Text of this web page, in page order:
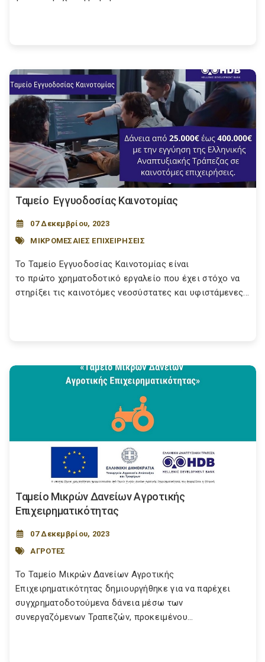
Ταμείο Εγγυοδοσίας Καινοτομίας
07 Δεκεμβρίου, 2023
ΜΙΚΡΟΜΕΣΑΙΕΣ ΕΠΙΧΕΙΡΗΣΕΙΣ
Το Ταμείο Εγγυοδοσίας Καινοτομίας είναι
το πρώτο χρηματοδοτικό εργαλείο που έχει στόχο να
στηρίξει τις καινοτόμες νεοσύστατες και υφιστάμενες...
Ταμείο Μικρών Δανείων Αγροτικής
Επιχειρηματικότητας
07 Δεκεμβρίου, 2023
ΑΓΡΟΤΕΣ
Το Ταμείο Μικρών Δανείων Αγροτικής
Επιχειρηματικότητας δημιουργήθηκε για να παρέχει
συγχρηματοδοτούμενα δάνεια μέσω των
συνεργαζόμενων Τραπεζών, προκειμένου...